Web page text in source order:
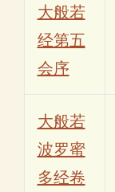
大般若
经第五
会序
大般若
波罗蜜
多经卷